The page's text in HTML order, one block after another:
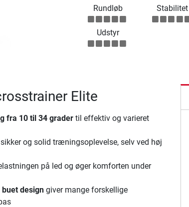
Rundløb
Stabilitet
Udstyr
Elite
fra 10 til 34 gradertil effektiv og varieret
og solid træningsoplevelse, selv ved høj
på led og øger komforten under
designgiver mange forskellige